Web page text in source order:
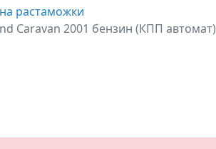
растаможки
Caravan 2001 бензин (КПП автомат)